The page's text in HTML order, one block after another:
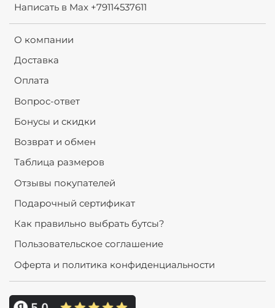
Написать в Max +79114537611
О компании
Доставка
Оплата
Вопрос-ответ
Бонусы и скидки
Возврат и обмен
Таблица размеров
Отзывы покупателей
Подарочный сертификат
Как правильно выбрать бутсы?
Пользовательское соглашение
Оферта и политика конфиденциальности